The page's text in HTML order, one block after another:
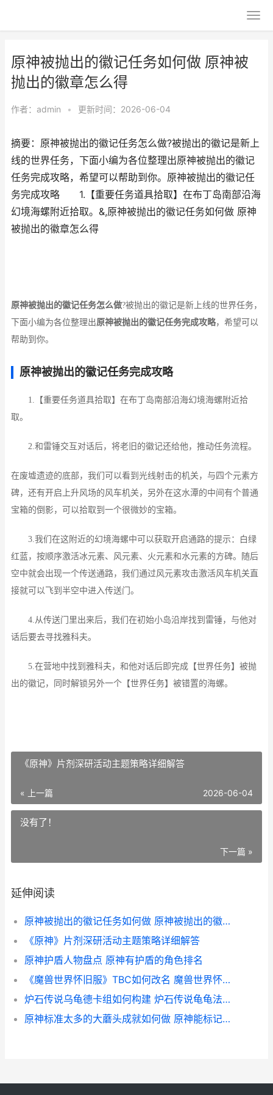
原神被抛出的徽记任务如何做 原神被
抛出的徽章怎么得
作者： admin • 更新时间：2026-06-04
摘要：原神被抛出的徽记任务怎么做?被抛出的徽记是新上
线的世界任务，下面小编为各位整理出原神被抛出的徽记
任务完成攻略，希望可以帮助到你。原神被抛出的徽记任
务完成攻略 1.【重要任务道具拾取】在布丁岛南部沿海
幻境海螺附近拾取。&,原神被抛出的徽记任务如何做 原神
被抛出的徽章怎么得
原神被抛出的徽记任务怎么做?被抛出的徽记是新上线的世界任务，
下面小编为各位整理出原神被抛出的徽记任务完成攻略，希望可以
帮助到你。
原神被抛出的徽记任务完成攻略
1.【重要任务道具拾取】在布丁岛南部沿海幻境海螺附近拾
取。
2.和雷锤交互对话后，将老旧的徽记还给他，推动任务流程。
在废墟遗迹的底部，我们可以看到光线射击的机关，与四个元素方
碑，还有开启上升风场的风车机关，另外在这水潭的中间有个普通
宝箱的倒影，可以拾取到一个很微妙的宝箱。
3.我们在这附近的幻境海螺中可以获取开启通路的提示：白绿
红蓝，按顺序激活冰元素、风元素、火元素和水元素的方碑。随后
空中就会出现一个传送通路，我们通过风元素攻击激活风车机关直
接就可以飞到半空中进入传送门。
4.从传送门里出来后，我们在初始小岛沿岸找到雷锤，与他对
话后要去寻找雅科夫。
5.在营地中找到雅科夫，和他对话后即完成【世界任务】被抛
出的徽记，同时解锁另外一个【世界任务】被错置的海螺。
《原神》片剂深研活动主题策略详细解答
« 上一篇 2026-06-04
没有了！
下一篇 »
延伸阅读
原神被抛出的徽记任务如何做 原神被抛出的徽章怎么得
《原神》片剂深研活动主题策略详细解答
原神护盾人物盘点 原神有护盾的角色排名
《魔兽世界怀旧服》TBC如何改名 魔兽世界怀旧服制皮1-300攻略
炉石传说乌龟德卡组如何构建 炉石传说龟龟法哪里削了
原神标准太多的大蘑头成就如何做 原神能标记多少个